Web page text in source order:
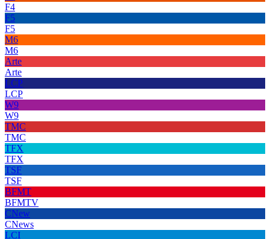
F4
F5
F5
M6
M6
Arte
Arte
LCP
LCP
W9
W9
TMC
TMC
TFX
TFX
TSF
TSF
BFMT
BFMTV
CNew
CNews
LCI